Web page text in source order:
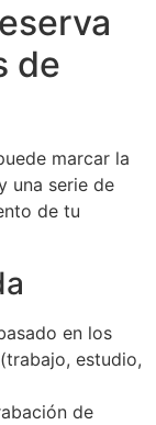
de
marcar la
una serie de
de tu
en los
estudio,
de